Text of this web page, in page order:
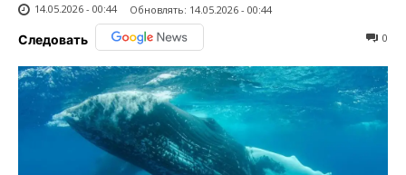
14.05.2026 - 00:44
Обновлять: 14.05.2026 - 00:44
Следовать 0